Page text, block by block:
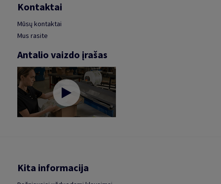
Kontaktai
Mūsų kontaktai
Mus rasite
Antalio vaizdo įrašas
Kita informacija